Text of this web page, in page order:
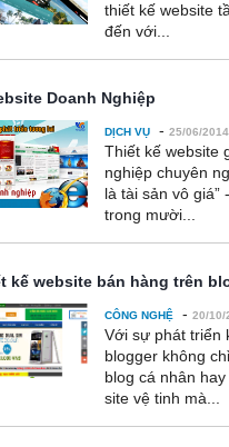
thiết kế website
đến với...
Doanh Nghiệp
DỊCH VỤ - 25/06/2014
Thiết kế website
nghiệp chuyên
là tài sản vô
trong mười...
kế website bán hàng trên
CÔNG NGHỆ - 20/10/
Với sự phát triển
blogger không
blog cá nhân
site vệ tinh mà...